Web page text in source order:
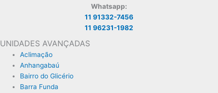
Whatsapp:
11 91332-7456
11 96231-1982
UNIDADES AVANÇADAS
Aclimação
Anhangabaú
Bairro do Glicério
Barra Funda